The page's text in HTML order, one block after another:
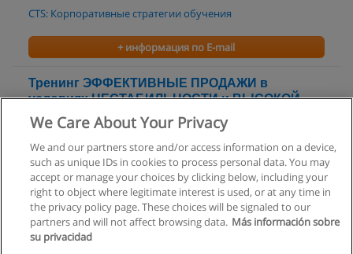
CTS: Корпоративные стратегии обучения
+ информация по E-mail
Тренинг ЭФФЕКТИВНЫЕ ПРОДАЖИ в
условиях НЕСТАБИЛЬНОСТИ и ВЫСОКОЙ
КОНКУРЕНЦИИ
+ информация по E-mail
We Care About Your Privacy
We and our partners store and/or access information on a device,
such as unique IDs in cookies to process personal data. You may
accept or manage your choices by clicking below, including your
right to object where legitimate interest is used, or at any time in
the privacy policy page. These choices will be signaled to our
partners and will not affect browsing data. Más información sobre
su privacidad